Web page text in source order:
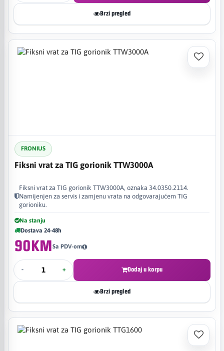
Brzi pregled
FRONIUS
Fiksni vrat za TIG gorionik TTW3000A
Fiksni vrat za TIG gorionik TTW3000A, oznaka 34.0350.2114.
Namijenjen za servis i zamjenu vrata na odgovarajućem TIG
gorioniku.
Na stanju
Dostava 24-48h
90KMSa PDV-om
- + Dodaj u korpu
Brzi pregled